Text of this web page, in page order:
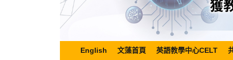
English 文藻首頁 英語教學中心CELT